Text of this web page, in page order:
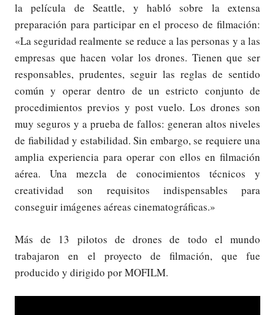
la película de Seattle, y habló sobre la extensa
preparación para participar en el proceso de filmación:
«La seguridad realmente se reduce a las personas y a las
empresas que hacen volar los drones. Tienen que ser
responsables, prudentes, seguir las reglas de sentido
común y operar dentro de un estricto conjunto de
procedimientos previos y post vuelo. Los drones son
muy seguros y a prueba de fallos: generan altos niveles
de fiabilidad y estabilidad. Sin embargo, se requiere una
amplia experiencia para operar con ellos en filmación
aérea. Una mezcla de conocimientos técnicos y
creatividad son requisitos indispensables para
conseguir imágenes aéreas cinematográficas.»
Más de 13 pilotos de drones de todo el mundo
trabajaron en el proyecto de filmación, que fue
producido y dirigido por MOFILM.